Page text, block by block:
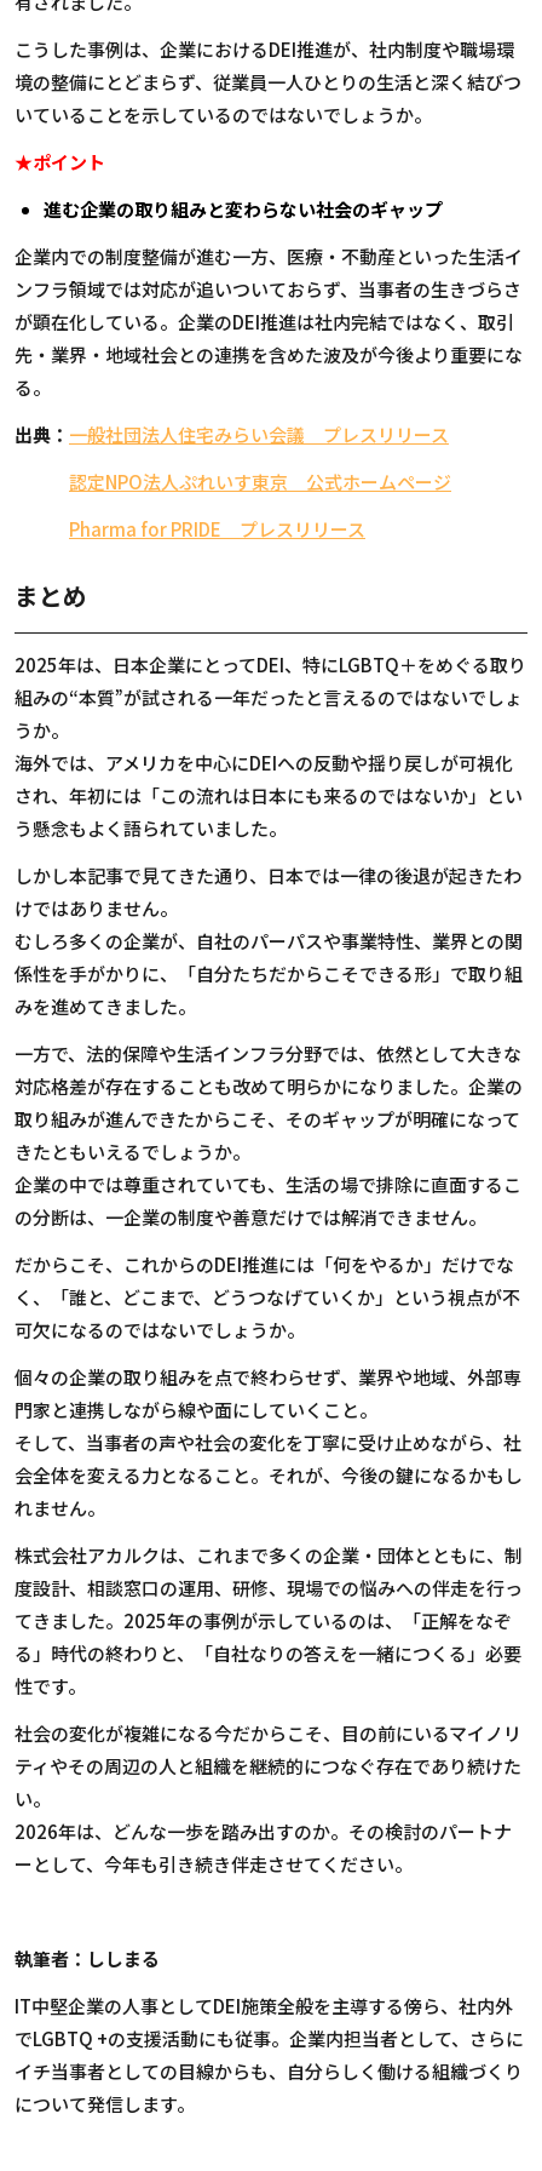
こうした事例は、企業におけるDEI推進が、社内制度や職場環
境の整備にとどまらず、従業員一人ひとりの生活と深く結びつ
いていることを示しているのではないでしょうか。
★ポイント
進む企業の取り組みと変わらない社会のギャップ
企業内での制度整備が進む一方、医療・不動産といった生活イ
ンフラ領域では対応が追いついておらず、当事者の生きづらさ
が顕在化している。企業のDEI推進は社内完結ではなく、取引
先・業界・地域社会との連携を含めた波及が今後より重要にな
る。
出典： 一般社団法人住宅みらい会議 プレスリリース
認定NPO法人ぷれいす東京 公式ホームページ
Pharma for PRIDE プレスリリース
まとめ
2025年は、日本企業にとってDEI、特にLGBTQ＋をめぐる取り
組みの“本質”が試される一年だったと言えるのではないでしょ
うか。
海外では、アメリカを中心にDEIへの反動や揺り戻しが可視化
され、年初には「この流れは日本にも来るのではないか」とい
う懸念もよく語られていました。
しかし本記事で見てきた通り、日本では一律の後退が起きたわ
けではありません。
むしろ多くの企業が、自社のパーパスや事業特性、業界との関
係性を手がかりに、「自分たちだからこそできる形」で取り組
みを進めてきました。
一方で、法的保障や生活インフラ分野では、依然として大きな
対応格差が存在することも改めて明らかになりました。企業の
取り組みが進んできたからこそ、そのギャップが明確になって
きたともいえるでしょうか。
企業の中では尊重されていても、生活の場で排除に直面するこ
の分断は、一企業の制度や善意だけでは解消できません。
だからこそ、これからのDEI推進には「何をやるか」だけでな
く、「誰と、どこまで、どうつなげていくか」という視点が不
可欠になるのではないでしょうか。
個々の企業の取り組みを点で終わらせず、業界や地域、外部専
門家と連携しながら線や面にしていくこと。
そして、当事者の声や社会の変化を丁寧に受け止めながら、社
会全体を変える力となること。それが、今後の鍵になるかもし
れません。
株式会社アカルクは、これまで多くの企業・団体とともに、制
度設計、相談窓口の運用、研修、現場での悩みへの伴走を行っ
てきました。 2025年の事例が示しているのは、「正解をなぞ
る」時代の終わりと、「自社なりの答えを一緒につくる」必要
性です。
社会の変化が複雑になる今だからこそ、目の前にいるマイノリ
ティやその周辺の人と組織を継続的につなぐ存在であり続けた
い。
2026年は、どんな一歩を踏み出すのか。その検討のパートナ
ーとして、今年も引き続き伴走させてください。
執筆者：ししまる
IT中堅企業の人事としてDEI施策全般を主導する傍ら、社内外
でLGBTQ +の支援活動にも従事。企業内担当者として、 さらに
イチ当事者としての目線からも、自分らしく働ける組織づくり
について発信します。